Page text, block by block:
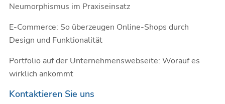
Neumorphismus im Praxiseinsatz
E-Commerce: So überzeugen Online-Shops durch
Design und Funktionalität
Portfolio auf der Unternehmenswebseite: Worauf es
wirklich ankommt
Kontaktieren Sie uns